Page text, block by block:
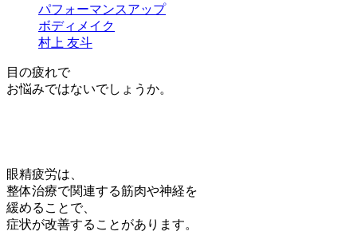
パフォーマンスアップ
ボディメイク
村上 友斗
目の疲れで
お悩みではないでしょうか。
眼精疲労は、
整体治療で関連する筋肉や神経を
緩めることで、
症状が改善することがあります。